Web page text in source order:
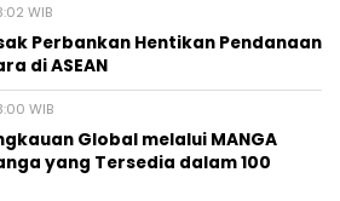
WIB
Perbankan Hentikan Pendanaan
di ASEAN
WIB
Global melalui MANGA
yang Tersedia dalam 100